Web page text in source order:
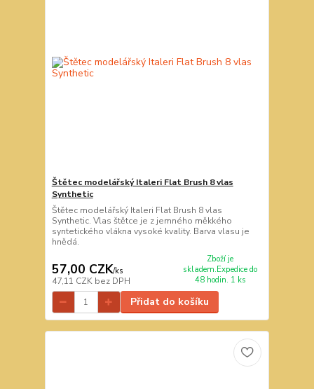
Štětec modelářský Italeri Flat Brush 8 vlas
Synthetic
Štětec modelářský Italeri Flat Brush 8 vlas
Synthetic. Vlas štětce je z jemného měkkého
syntetického vlákna vysoké kvality. Barva vlasu je
hnědá.
57,00 CZK/ks
47,11 CZK bez DPH
Zboží je
skladem.Expedice do
48 hodin. 1 ks
Přidat do košíku